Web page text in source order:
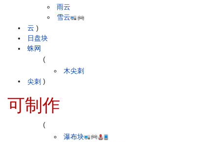
云
雨云
雪云
)
日盘块
蛛网
尖刺
(
木尖刺
)
可制作
(
瀑布块